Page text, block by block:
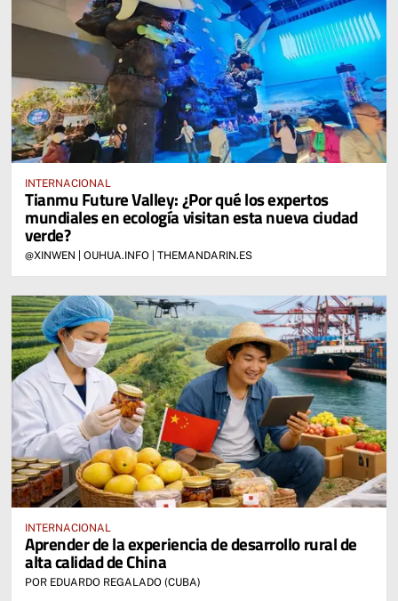
INTERNACIONAL
Tianmu Future Valley: ¿Por qué los expertos
mundiales en ecología visitan esta nueva ciudad
verde?
@XINWEN | OUHUA.INFO | THEMANDARIN.ES
INTERNACIONAL
Aprender de la experiencia de desarrollo rural de
alta calidad de China
POR EDUARDO REGALADO (CUBA)